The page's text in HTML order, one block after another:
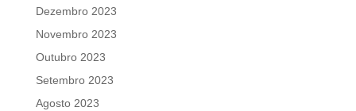
Dezembro 2023
Novembro 2023
Outubro 2023
Setembro 2023
Agosto 2023